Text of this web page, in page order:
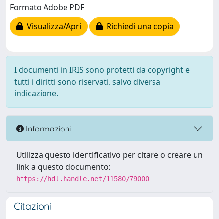
Formato Adobe PDF
Visualizza/Apri
Richiedi una copia
I documenti in IRIS sono protetti da copyright e
tutti i diritti sono riservati, salvo diversa
indicazione.
Informazioni
Utilizza questo identificativo per citare o creare un
link a questo documento:
https://hdl.handle.net/11580/79000
Citazioni